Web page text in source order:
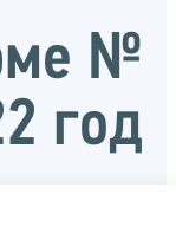
№
год